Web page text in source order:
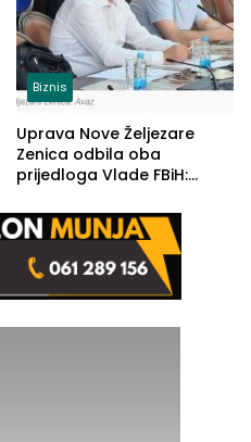
Biznis
Uprava Nove Željezare
Zenica odbila oba
prijedloga Vlade FBiH:
rješenje